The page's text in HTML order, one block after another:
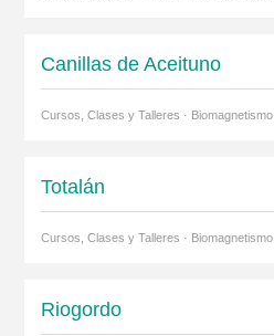
Canillas de Aceituno
Cursos, Clases y Talleres · Biomagnetismo
Totalán
Cursos, Clases y Talleres · Biomagnetismo
Riogordo